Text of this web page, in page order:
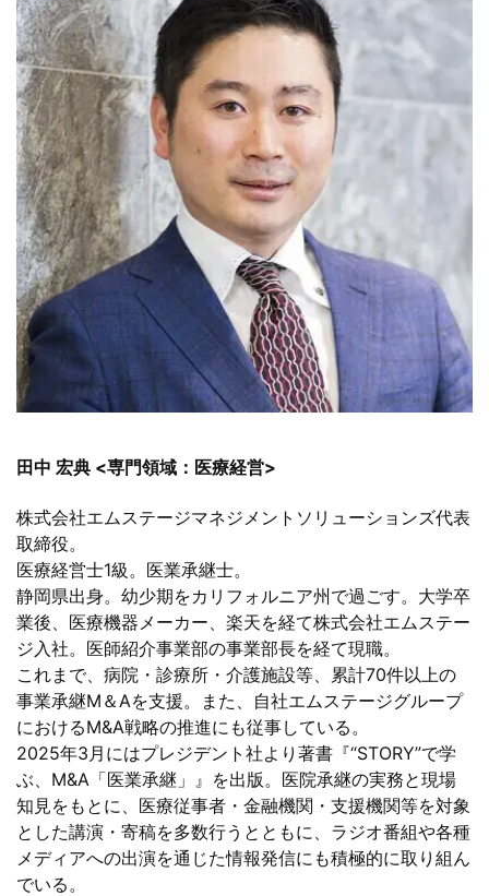
田中 宏典 <専門領域：医療経営>
株式会社エムステージマネジメントソリューションズ代表
取締役。
医療経営士1級。医業承継士。
静岡県出身。幼少期をカリフォルニア州で過ごす。大学卒
業後、医療機器メーカー、楽天を経て株式会社エムステー
ジ入社。医師紹介事業部の事業部長を経て現職。
これまで、病院・診療所・介護施設等、累計70件以上の
事業承継M＆Aを支援。また、自社エムステージグループ
におけるM&A戦略の推進にも従事している。
2025年3月にはプレジデント社より著書『“STORY”で学
ぶ、M&A「医業承継」』を出版。医院承継の実務と現場
知見をもとに、医療従事者・金融機関・支援機関等を対象
とした講演・寄稿を多数行うとともに、ラジオ番組や各種
メディアへの出演を通じた情報発信にも積極的に取り組ん
でいる。